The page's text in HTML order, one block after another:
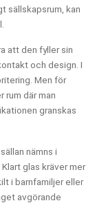
sällskapsrum, kan
att den fyller sin
och design. I
Men för
rum där man
granskas
nämns i
glas kräver mer
i barnfamiljer eller
avgörande